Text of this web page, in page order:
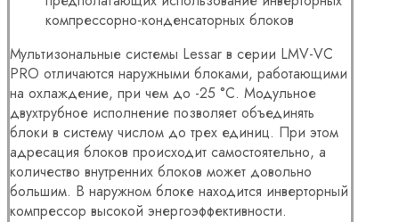
компрессорно-конденсаторных блоков
Мультизональные системы Lessar в серии LMV-VC
PRO отличаются наружными блоками, работающими
на охлаждение, при чем до -25 °С. Модульное
двухтрубное исполнение позволяет объединять
блоки в систему числом до трех единиц. При этом
адресация блоков происходит самостоятельно, а
количество внутренних блоков может довольно
большим. В наружном блоке находится инверторный
компрессор высокой энергоэффективности.